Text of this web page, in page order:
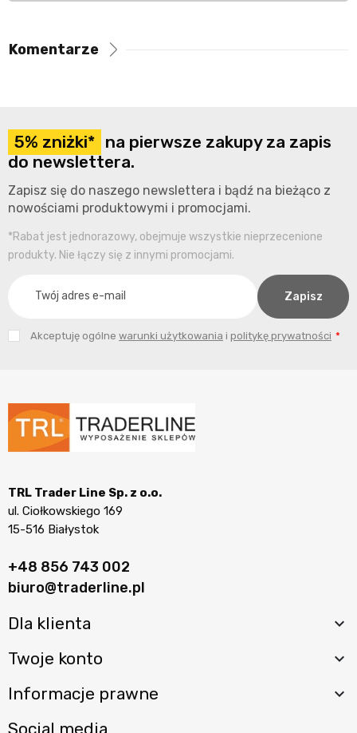
Komentarze
5% zniżki* na pierwsze zakupy za zapis
do newslettera.
Zapisz się do naszego newslettera i bądź na bieżąco z
nowościami produktowymi i promocjami.
*Rabat jest jednorazowy, obejmuje wszystkie nieprzecenione
produkty. Nie łączy się z innymi promocjami.
Akceptuję ogólne warunki użytkowania i politykę prywatności
TRL Trader Line Sp. z o.o.
ul. Ciołkowskiego 169
15-516 Białystok
+48 856 743 002
biuro@traderline.pl
Dla klienta 
Twoje konto 
Informacje prawne 
Social media